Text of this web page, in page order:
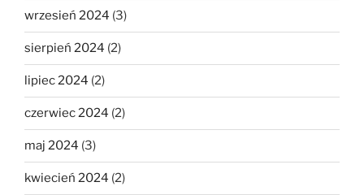
wrzesień 2024 (3)
sierpień 2024 (2)
lipiec 2024 (2)
czerwiec 2024 (2)
maj 2024 (3)
kwiecień 2024 (2)